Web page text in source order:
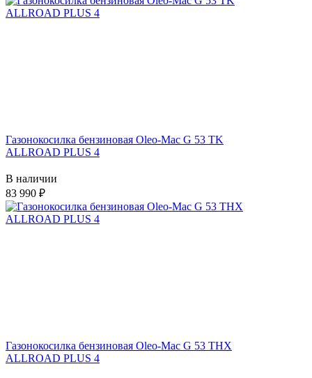
Газонокосилка бензиновая Oleo-Mac G 53 TK
ALLROAD PLUS 4
В наличии
83 990
Газонокосилка бензиновая Oleo-Mac G 53 THX
ALLROAD PLUS 4